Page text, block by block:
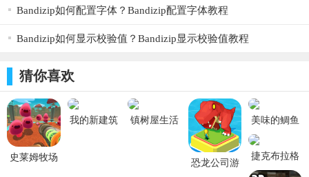
有人说，在我的世界这款游戏中，你只需要从事两种操作：
东西，发挥你的想象力，你能够建造房屋，构建城堡甚至是城
添加我的模拟大都市模组。
必看：兼容安卓11，删除boat再安装，这是一个文件夹全部删
除，别搞错了哦！
Bandizip如何配置字体？Bandizip配置字体教程
Bandizip如何显示校验值？Bandizip显示校验值教程
猜你喜欢
史莱姆牧场
我的新建筑
镇树屋生活
恐龙公司游
美味的鲷鱼
烧商店手游
捷克布拉格
地铁模拟器